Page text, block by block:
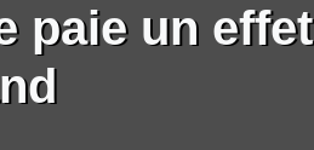
paie un effet